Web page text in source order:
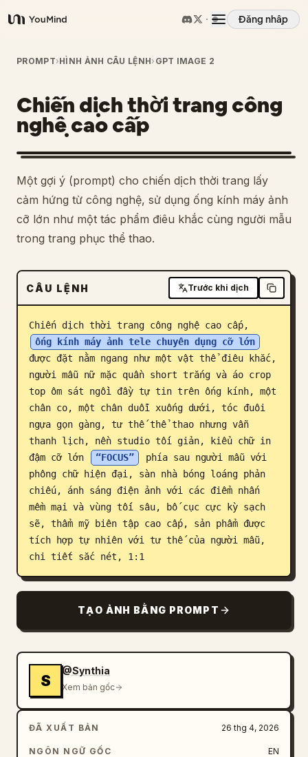
YouMind
Đăng nhập
Tổng quan
Các trường hợp sử dụng
Kỹ năng
Lời nhắc
Giá cả
Tải xuống
Blog
Cập nhật
PROMPT›HÌNH ẢNH CÂU LỆNH› GPT IMAGE 2
Chiến dịch thời trang công
nghệ cao cấp
Một gợi ý (prompt) cho chiến dịch thời trang lấy
cảm hứng từ công nghệ, sử dụng ống kính máy ảnh
cỡ lớn như một tác phẩm điêu khắc cùng người mẫu
trong trang phục thể thao.
CÂU LỆNH Trước khi dịch
Chiến dịch thời trang công nghệ cao cấp,
ống kính máy ảnh tele chuyên dụng cỡ lớn
được đặt nằm ngang như một vật thể điêu khắc,
người mẫu nữ mặc quần short trắng và áo crop
top ôm sát ngồi đầy tự tin trên ống kính, một
chân co, một chân duỗi xuống dưới, tóc đuôi
ngựa gọn gàng, tư thế thể thao nhưng vẫn
thanh lịch, nền studio tối giản, kiểu chữ in
đậm cỡ lớn
“FOCUS”
phía sau người mẫu với
phông chữ hiện đại, sàn nhà bóng loáng phản
chiếu, ánh sáng điện ảnh với các điểm nhấn
mềm mại và vùng tối sâu, bố cục cực kỳ sạch
sẽ, thẩm mỹ biên tập cao cấp, sản phẩm được
tích hợp tự nhiên với tư thế của người mẫu,
chi tiết sắc nét, 1:1
TẠO ẢNH BẰNG PROMPT
S
@Synthia
Xem bản gốc
ĐÃ XUẤT BẢN 26 thg 4, 2026
NGÔN NGỮ GỐC EN